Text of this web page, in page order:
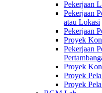
Pekerjaan
Pekerjaan
atau Lokasi
Pekerjaan
Proyek
Pekerjaan
Proyek
Proyek
Proyek